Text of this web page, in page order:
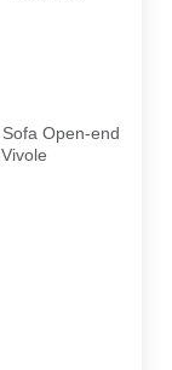
Open-end
Vivole